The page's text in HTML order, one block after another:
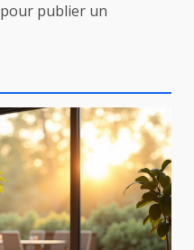
pour publier un